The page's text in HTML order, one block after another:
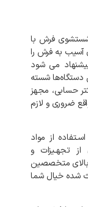
فرش با
آسیب به فرش را
می‌ شود
دستگاه‌ها شسته
حسابی، مجهز
ضروری و لازم
اسـتفاده از مواد
از تجهـیزات و
بالای متخصصین
شده خیال شما